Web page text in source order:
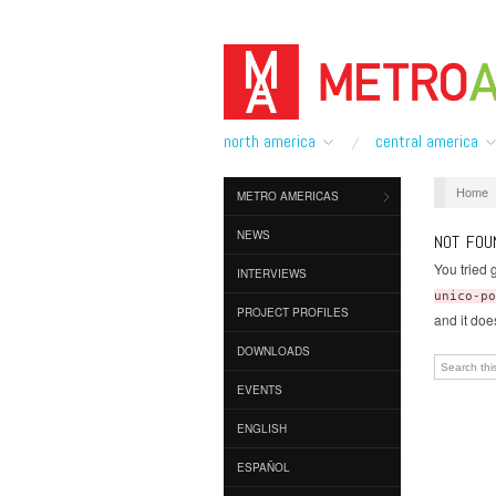
north america central america
METRO AMERICAS
NEWS
INTERVIEWS
PROJECT PROFILES
DOWNLOADS
EVENTS
ENGLISH
ESPAÑOL
Home
NOT
You tried
unico-
and it